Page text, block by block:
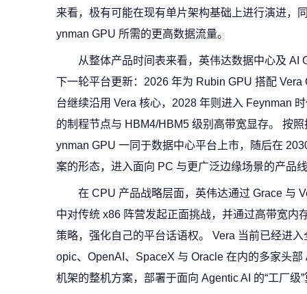
来看，极有可能在现有单片架构基础上进行演进，
ynman GPU 所需的更高数据流量。
从整体产品时间表来看，英伟达数据中心及 AI
下一轮平台更新：2026 年为 Rubin GPU 搭配
台继续沿用 Vera 核心，2028 年则进入 Feynman
的制程节点与 HBM4/HBM5 级别高带宽显存。 按
ynman GPU 一同于数据中心平台上市，随后在
案的形态，进入面向 PC 与更广泛边缘场景的产品
在 CPU 产品战略层面，英伟达通过 Grace 与
中对传统 x86 阵营发起正面挑战，并通过高带宽内
策略，强化自己的平台话语权。 Vera 当前已经进
opic、OpenAI、SpaceX 与 Oracle 在内的多家头
机架的整机方案，部署于面向 Agentic AI 的“工厂级